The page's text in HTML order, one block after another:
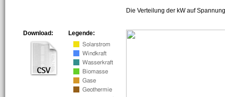
Die Verteilung der kW auf
Legende:
Download: